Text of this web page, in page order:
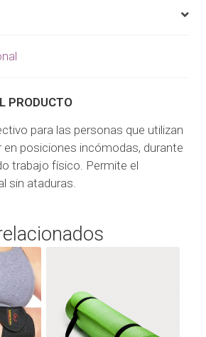
PRODUCTO
para las personas que utilizan
en posiciones incómodas, durante
trabajo físico. Permite el
sin ataduras.